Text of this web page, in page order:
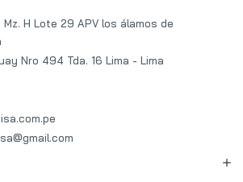
H Lote 29 APV los álamos de
Nro 494 Tda. 16 Lima - Lima